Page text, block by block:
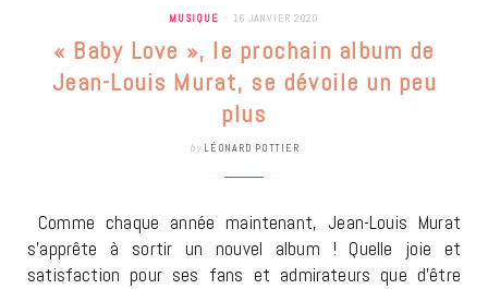
MUSIQUE 16 JANVIER 2020
« Baby Love », le prochain album de
Jean-Louis Murat, se dévoile un peu
plus
by LÉONARD POTTIER
Comme chaque année maintenant, Jean-Louis Murat
s’apprête à sortir un nouvel album ! Quelle joie et
satisfaction pour ses fans et admirateurs que d’être